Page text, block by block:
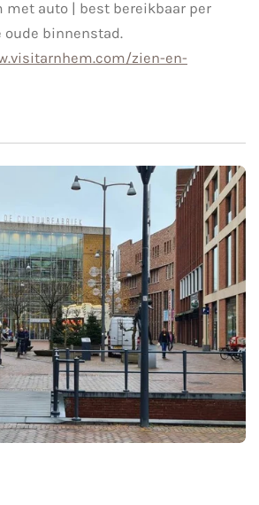
met auto | best bereikbaar per
oude binnenstad.
zien-en-